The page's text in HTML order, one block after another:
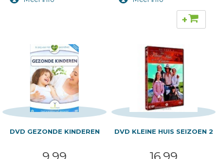
+
DVD GEZONDE KINDEREN DVD KLEINE HUIS SEIZOEN 2